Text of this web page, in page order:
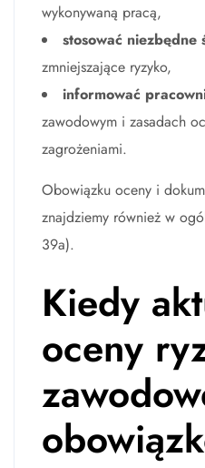
wykonywaną pracą,
stosować
zmniejszające ryzyko,
informować
zawodowym i zasadach
zagrożeniami.
Obowiązku oceny i
znajdziemy również w
39a).
Kiedy
oceny